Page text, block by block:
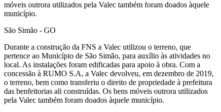
móveis outrora utilizados pela Valec também foram doados àquele
município.
São Simão - GO
Durante a construção da FNS a Valec utilizou o terreno, que
pertence ao Município de São Simão, para auxílio às atividades no
local. As instalações foram edificadas para apoio à obra. Com a
concessão à RUMO S.A, a Valec devolveu, em dezembro de 2019,
o terreno, bem como transferiu o direito de propriedade à prefeitura
das benfeitorias ali construídas. Os bens móveis outrora utilizados
pela Valec também foram doados àquele município.